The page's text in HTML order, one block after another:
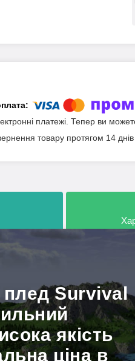
платежі. Тепер ви
товару протягом 14 днів
плед Survival
якість
ціна в